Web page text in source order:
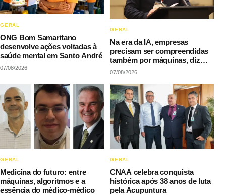
GERAL
ONG Bom Samaritano
desenvolve ações voltadas à
saúde mental em Santo André
07/08/2026
GERAL
Na era da IA, empresas
precisam ser compreendidas
também por máquinas, diz
LAQI
07/08/2026
GERAL
Medicina do futuro: entre
máquinas, algoritmos e a
essência do médico-médico
GERAL
CNAA celebra conquista
histórica após 38 anos de luta
pela Acupuntura